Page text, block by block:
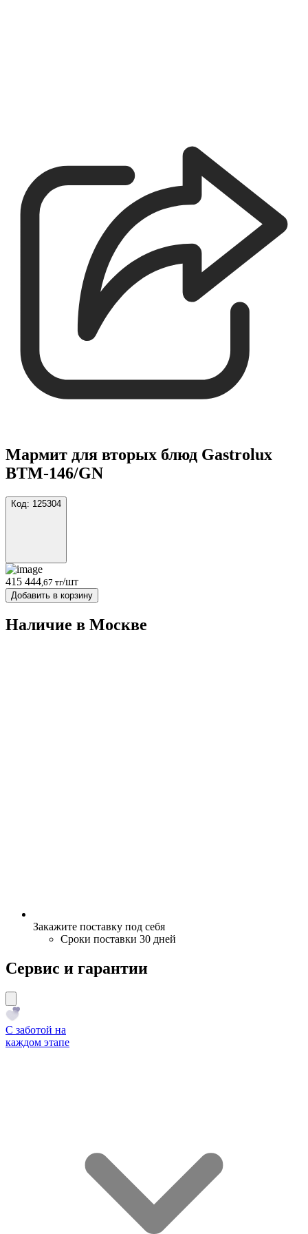
Мармит для вторых блюд Gastrolux
ВТМ-146/GN
Код: 125304
415 444 ,67 тг/шт
Добавить в корзину
Наличие в Москвe
Закажите поставку под себя
Сроки поставки 30 дней
Сервис и гарантии
С заботой на
каждом этапе